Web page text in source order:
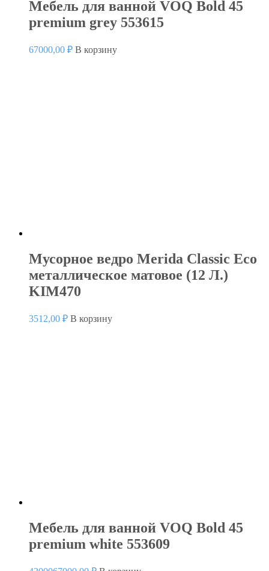
Мебель для ванной VOQ Bold 45
premium grey 553615
67000,00 ₽ В корзину
Мусорное ведро Merida Classic Eco
металлическое матовое (12 Л.)
KIM470
3512,00 ₽ В корзину
Мебель для ванной VOQ Bold 45
premium white 553609